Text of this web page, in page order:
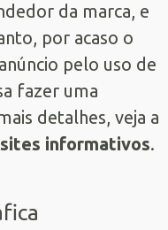
da marca, e
por acaso o
pelo uso de
fazer uma
detalhes, veja a
informativos.